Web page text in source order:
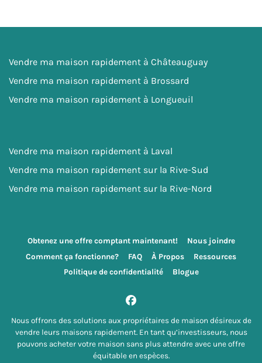
Vendre ma maison rapidement à Châteauguay
Vendre ma maison rapidement à Brossard
Vendre ma maison rapidement à Longueuil
Vendre ma maison rapidement à Laval
Vendre ma maison rapidement sur la Rive-Sud
Vendre ma maison rapidement sur la Rive-Nord
Obtenez une offre comptant maintenant!
Nous joindre
Comment ça fonctionne?
FAQ À Propos
Ressources
Politique de confidentialité
Blogue
Facebook
Nous offrons des solutions aux propriétaires de maison désireux de
vendre leurs maisons rapidement. En tant qu’investisseurs, nous
pouvons acheter votre maison sans plus attendre avec une offre
équitable en espèces.